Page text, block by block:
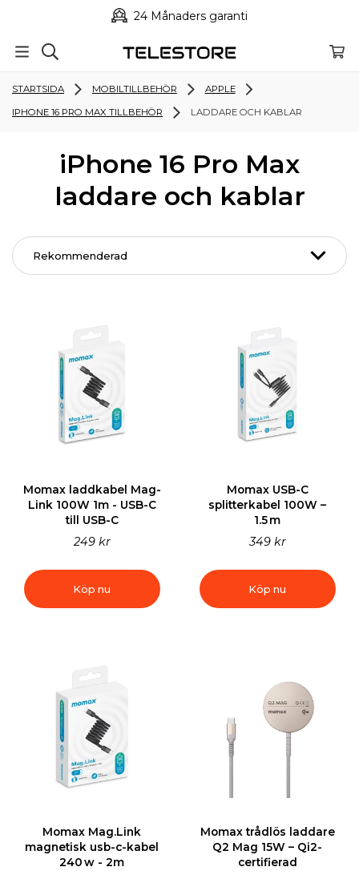
24 Månaders garanti
STARTSIDA MOBILTILLBEHÖR APPLE
IPHONE 16 PRO MAX TILLBEHÖR LADDARE OCH KABLAR
iPhone 16 Pro Max
laddare och kablar
Momax laddkabel Mag-
Link 100W 1m - USB-C
till USB-C
249 kr
Köp nu
Momax USB-C
splitterkabel 100W –
1.5 m
349 kr
Köp nu
Momax Mag.Link
magnetisk usb-c-kabel
240 w - 2m
Momax trådlös laddare
Q2 Mag 15W – Qi2-
certifierad